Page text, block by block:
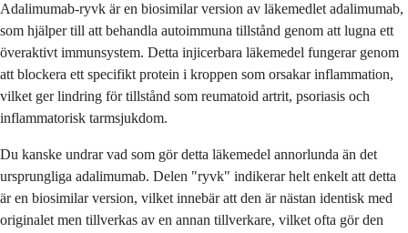
Adalimumab-ryvk är en biosimilar version av läkemedlet adalimumab,
som hjälper till att behandla autoimmuna tillstånd genom att lugna ett
överaktivt immunsystem. Detta injicerbara läkemedel fungerar genom
att blockera ett specifikt protein i kroppen som orsakar inflammation,
vilket ger lindring för tillstånd som reumatoid artrit, psoriasis och
inflammatorisk tarmsjukdom.
Du kanske undrar vad som gör detta läkemedel annorlunda än det
ursprungliga adalimumab. Delen "ryvk" indikerar helt enkelt att detta
är en biosimilar version, vilket innebär att den är nästan identisk med
originalet men tillverkas av en annan tillverkare, vilket ofta gör den